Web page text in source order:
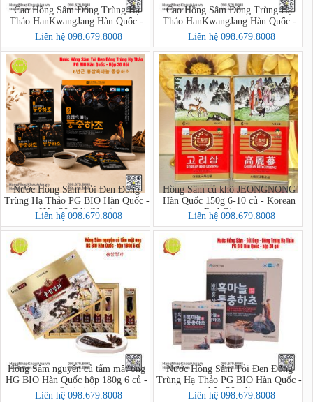
Cao Hồng Sâm Đông Trùng Hạ
Thảo HanKwangJang Hàn Quốc -
hộp 4 lọ x 250g
Liên hệ 098.679.8008
Cao Hồng Sâm Đông Trùng Hạ
Thảo HanKwangJang Hàn Quốc -
hộp 2 lọ x 250g
Liên hệ 098.679.8008
Nước Hồng Sâm Tỏi Đen Đông
Trùng Hạ Thảo PG BIO Hàn Quốc -
Hộp 30 Gói (New)
Liên hệ 098.679.8008
Hồng Sâm củ khô JEONGNONG
Hàn Quốc 150g 6-10 củ - Korean
Red Ginseng
Liên hệ 098.679.8008
Hồng Sâm nguyên củ tẩm mật ong
HG BIO Hàn Quốc hộp 180g 6 củ -
홍삼정과
Liên hệ 098.679.8008
Nước Hồng Sâm Tỏi Đen Đông
Trùng Hạ Thảo PG BIO Hàn Quốc -
hộp 30 gói
Liên hệ 098.679.8008